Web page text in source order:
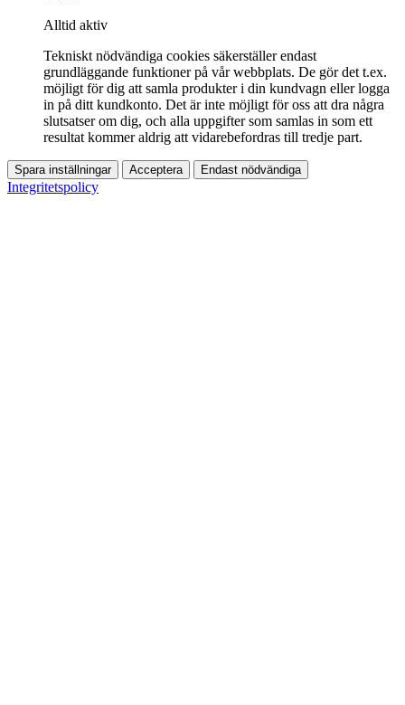
Alltid aktiv
Tekniskt nödvändiga cookies säkerställer endast
grundläggande funktioner på vår webbplats. De gör det t.ex.
möjligt för dig att samla produkter i din kundvagn eller logga
in på ditt kundkonto. Det är inte möjligt för oss att dra några
slutsatser om dig, och alla uppgifter som samlas in som ett
resultat kommer aldrig att vidarebefordras till tredje part.
Spara inställningar Acceptera Endast nödvändiga
Integritetspolicy